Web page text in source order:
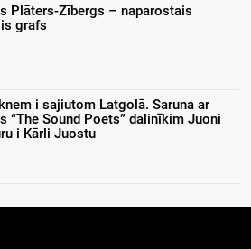
Plāters-Zībergs – naparostais
grafs
i sajiutom Latgolā. Saruna ar
“The Sound Poets” dalinīkim Juoni
i Kārli Juostu